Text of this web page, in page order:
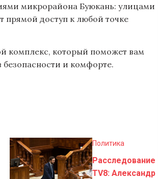
микрорайона Буюкань: улицами
прямой доступ к любой точке
комплекс, который поможет вам
и комфорте.
Политика
Расследование
TV8: Александр